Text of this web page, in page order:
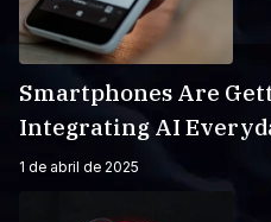
Smartphones Are
Integrating AI
1 de abril de 2025